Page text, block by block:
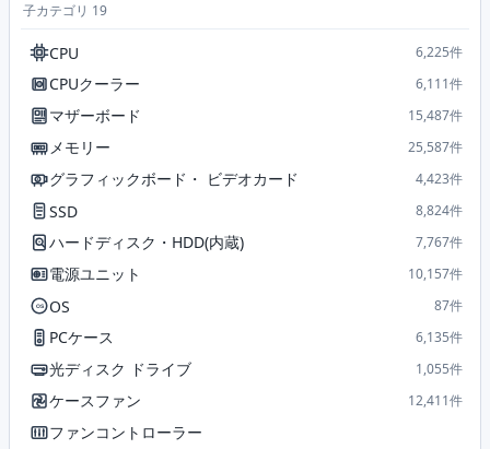
子カテゴリ 19
CPU 6,225件
CPUクーラー 6,111件
マザーボード 15,487件
メモリー 25,587件
グラフィックボード・ ビデオカード 4,423件
SSD 8,824件
ハードディスク・HDD(内蔵) 7,767件
電源ユニット 10,157件
OS 87件
PCケース 6,135件
光ディスク ドライブ 1,055件
ケースファン 12,411件
ファンコントローラー